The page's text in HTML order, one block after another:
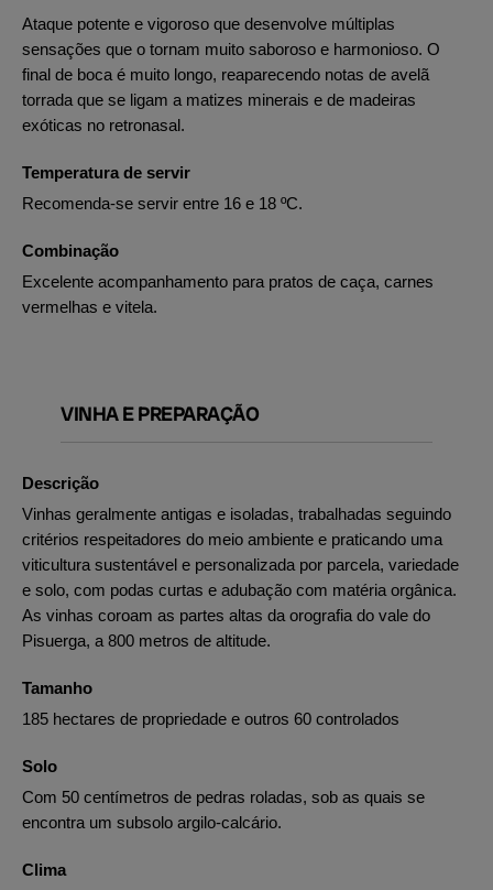
Ataque potente e vigoroso que desenvolve múltiplas
sensações que o tornam muito saboroso e harmonioso. O
final de boca é muito longo, reaparecendo notas de avelã
torrada que se ligam a matizes minerais e de madeiras
exóticas no retronasal.
Temperatura de servir
Recomenda-se servir entre 16 e 18 ºC.
Combinação
Excelente acompanhamento para pratos de caça, carnes
vermelhas e vitela.
VINHA E PREPARAÇÃO
Descrição
Vinhas geralmente antigas e isoladas, trabalhadas seguindo
critérios respeitadores do meio ambiente e praticando uma
viticultura sustentável e personalizada por parcela, variedade
e solo, com podas curtas e adubação com matéria orgânica.
As vinhas coroam as partes altas da orografia do vale do
Pisuerga, a 800 metros de altitude.
Tamanho
185 hectares de propriedade e outros 60 controlados
Solo
Com 50 centímetros de pedras roladas, sob as quais se
encontra um subsolo argilo-calcário.
Clima